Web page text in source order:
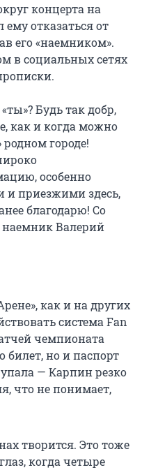
концерта на
отказаться от
его «наемником».
в социальных сетях
Будь так добр,
как и когда можно
родном городе!
особенно
приезжими здесь,
благодарю! Со
Валерий
как и на других
система Fan
чемпионата
билет, но и паспорт
— Карпин резко
что не понимает,
творится. Это тоже
когда четыре